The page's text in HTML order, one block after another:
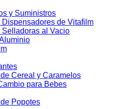
y Suministros
Dispensadores de Vitafilm
Selladoras al Vacio
Cereal y Caramelos
para Bebes
Popotes